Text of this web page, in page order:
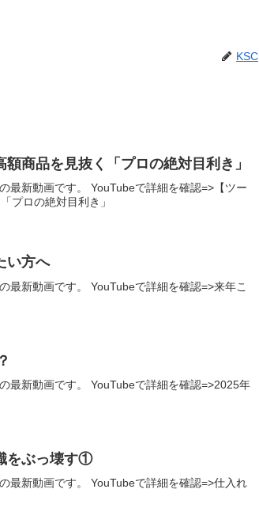
KSC
商品を見抜く「プロの絶対目利き」
最新動画です。 YouTubeで詳細を確認=>【ツー
プロの絶対目利き」
い方へ
最新動画です。 YouTubeで詳細を確認=>来年こ
最新動画です。 YouTubeで詳細を確認=>2025年
をぶっ壊す①
最新動画です。 YouTubeで詳細を確認=>仕入れ